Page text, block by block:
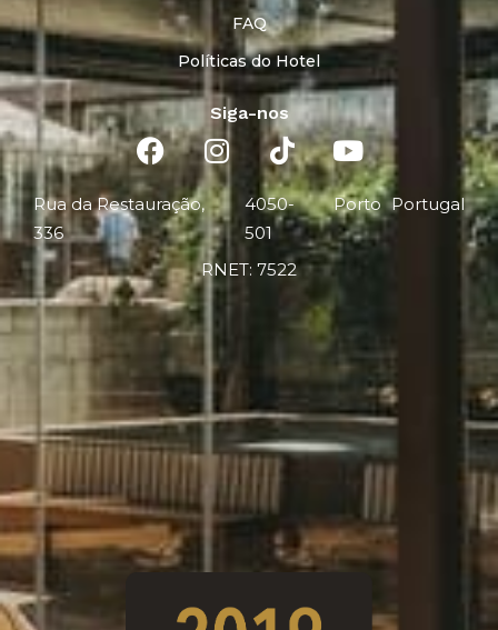
FAQ
Políticas do Hotel
Siga-nos
Rua da Restauração,
336
4050-
501
Porto Portugal
RNET: 7522